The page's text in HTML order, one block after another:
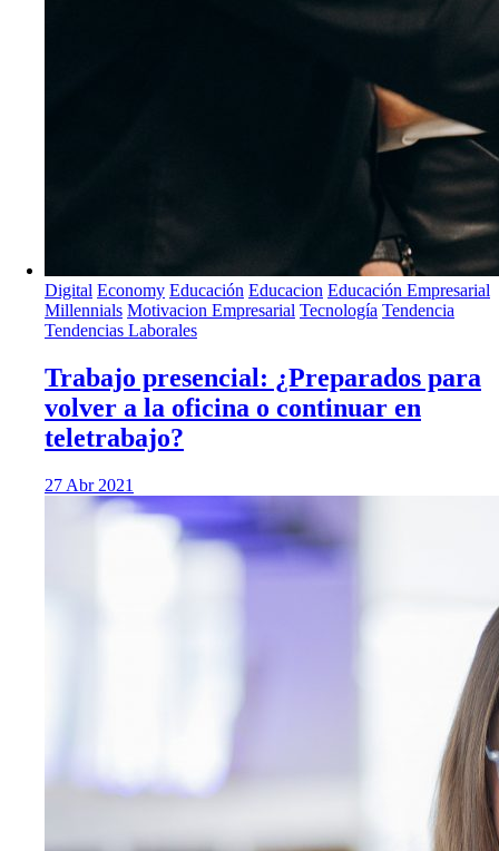
Digital Economy Educación Educacion Educación Empresarial
Millennials Motivacion Empresarial Tecnología Tendencia
Tendencias Laborales
Trabajo presencial: ¿Preparados para
volver a la oficina o continuar en
teletrabajo?
27 Abr 2021